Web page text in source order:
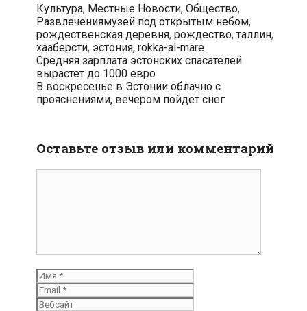
Рубрики
Культура, Местные Новости, Общество,
РазвлеченияТеги
музей под открытым небом,
рождественская деревня, рождество, таллин,
хааберсти, эстония, rokka-al-mare
Навигация
по
записям
Средняя зарплата эстонских спасателей
вырастет до 1000 евро
В воскресенье в Эстонии облачно с
прояснениями, вечером пойдет снег
Оставьте отзыв или комментарий
Имя